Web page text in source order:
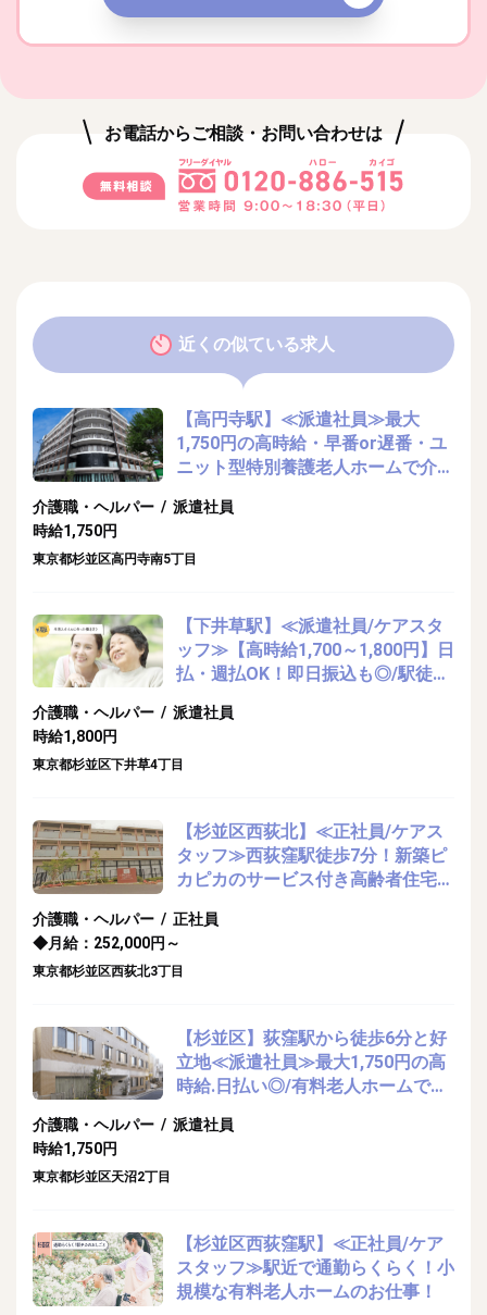
お電話からご相談・お問い合わせは
近くの似ている求人
【高円寺駅】≪派遣社員≫最大
1,750円の高時給・早番or遅番・ユ
ニット型特別養護老人ホームで介護
介護職・ヘルパー / 派遣社員
時給1,750円
東京都杉並区高円寺南5丁目
【下井草駅】≪派遣社員/ケアスタ
ッフ≫【高時給1,700～1,800円】日
払・週払OK！即日振込も◎/駅徒歩
介護職・ヘルパー / 派遣社員
時給1,800円
東京都杉並区下井草4丁目
【杉並区西荻北】≪正社員/ケアス
タッフ≫西荻窪駅徒歩7分！新築ピ
カピカのサービス付き高齢者住宅＊
ます！
介護職・ヘルパー / 正社員
◆月給：252,000円～
東京都杉並区西荻北3丁目
【杉並区】荻窪駅から徒歩6分と好
立地≪派遣社員≫最大1,750円の高
時給.日払い◎/有料老人ホームでの
介護職・ヘルパー / 派遣社員
時給1,750円
東京都杉並区天沼2丁目
【杉並区西荻窪駅】≪正社員/ケア
スタッフ≫駅近で通勤らくらく！小
規模な有料老人ホームのお仕事！